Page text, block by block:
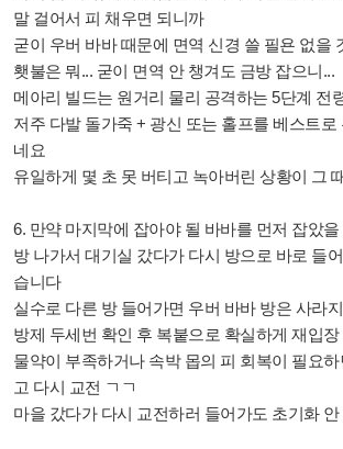
말 걸어서 피 채우면 되니까
굳이 우버 바바 때문에 면역 신경 쓸 필욘 없을
횃불은 뭐... 굳이 면역 안 챙겨도 금방 잡으니...
메아리 빌드는 원거리 물리 공격하는 5단계 전
저주 다발 돌가죽 + 광신 또는 홀프를 베스트로
네요
유일하게 몇 초 못 버티고 녹아버린 상황이 그
6. 만약 마지막에 잡아야 될 바바를 먼저 잡았을
방 나가서 대기실 갔다가 다시 방으로 바로 들
습니다
실수로 다른 방 들어가면 우버 바바 방은 사라
방제 두세번 확인 후 복붙으로 확실하게 재입장
물약이 부족하거나 속박 몹의 피 회복이 필요
고 다시 교전 ㄱㄱ
마을 갔다가 다시 교전하러 들어가도 초기화